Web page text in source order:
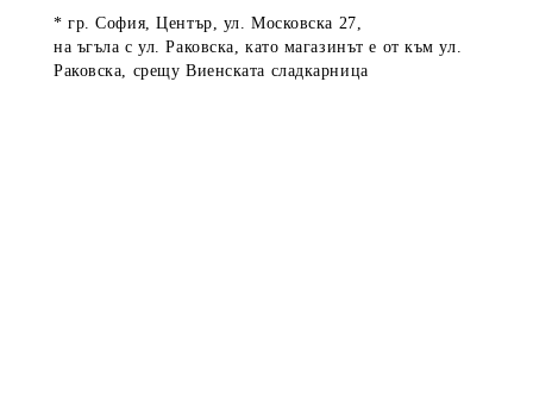
* гр. София, Център, ул. Московска 27,
на ъгъла с ул. Раковска, като магазинът е от към ул.
Раковска, срещу Виенската сладкарница